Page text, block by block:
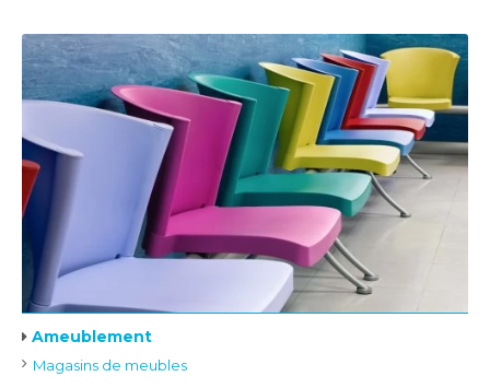
Ameublement
Magasins de meubles